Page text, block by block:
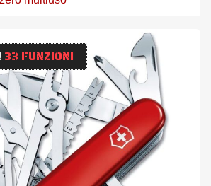
33 FUNZIONI